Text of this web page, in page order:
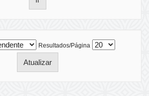
Resultados/Página